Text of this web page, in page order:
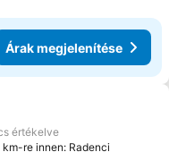
Árak megjelenítése
a kedvencekhez
értékelve
km-re innen: Radenci